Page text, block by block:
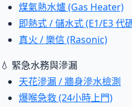
煤氣熱水爐 (Gas Heater)
即熱式 / 儲水式 (E1/E3 代
真火 / 樂信 (Rasonic)
💧 緊急水務與滲漏
天花滲漏 / 牆身滲水檢測
爆喉急救 (24小時上門)